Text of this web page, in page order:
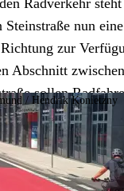
Steinstraße nun
zur
Abschnitt
sollen
Straßenzug
geführt werden.
/ Hendrik Konietzny